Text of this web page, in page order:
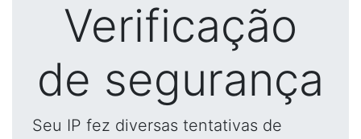
Verificação
de segurança
Seu IP fez diversas tentativas de